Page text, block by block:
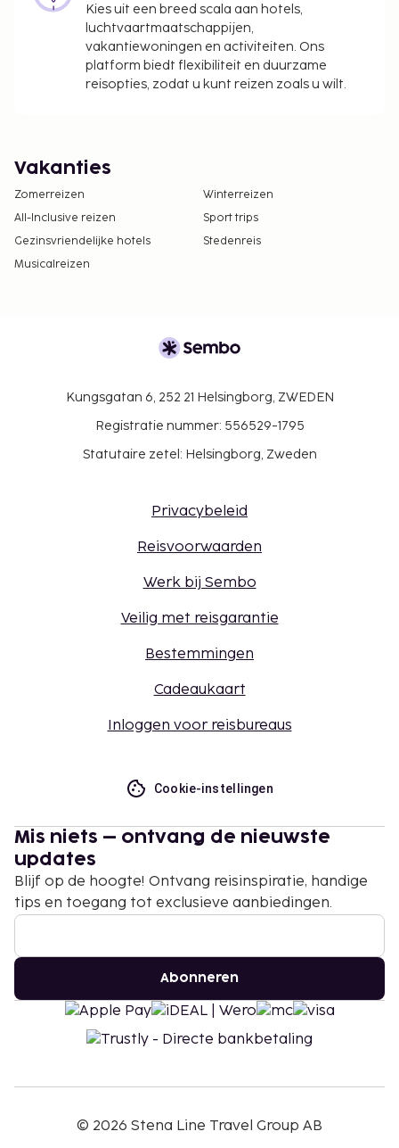
Kies uit een breed scala aan hotels,
luchtvaartmaatschappijen,
vakantiewoningen en activiteiten. Ons
platform biedt flexibiliteit en duurzame
reisopties, zodat u kunt reizen zoals u wilt.
Vakanties
Zomerreizen
Winterreizen
All-Inclusive reizen
Sport trips
Gezinsvriendelijke hotels
Stedenreis
Musicalreizen
Kungsgatan 6, 252 21 Helsingborg, ZWEDEN
Registratie nummer: 556529-1795
Statutaire zetel: Helsingborg, Zweden
Privacybeleid
Reisvoorwaarden
Werk bij Sembo
Veilig met reisgarantie
Bestemmingen
Cadeaukaart
Inloggen voor reisbureaus
Cookie-instellingen
Mis niets – ontvang de nieuwste
updates
Blijf op de hoogte! Ontvang reisinspiratie, handige
tips en toegang tot exclusieve aanbiedingen.
Abonneren
© 2026 Stena Line Travel Group AB